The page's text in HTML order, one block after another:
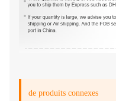
de produits connexes